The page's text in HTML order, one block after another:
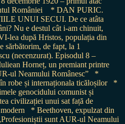
României
* DAN PURIC.
UNUI SECUI. De ce atâta
Nu e destul cât i-am chinuit,
lea după Hristos, populația din
sărbătorim, de fapt, la 1
(necenzurat). Episodul 8 –
Horneț, un premiant printre
ul Neamului Românesc”
*
robe și internaționala ticăloșilor
*
genocidului comunist și
civilizației unui sat față de
* Beethoven, expulzat din
sunt AUR-ul Neamului